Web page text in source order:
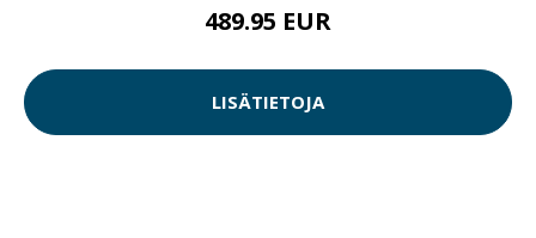
489.95 EUR
LISÄTIETOJA